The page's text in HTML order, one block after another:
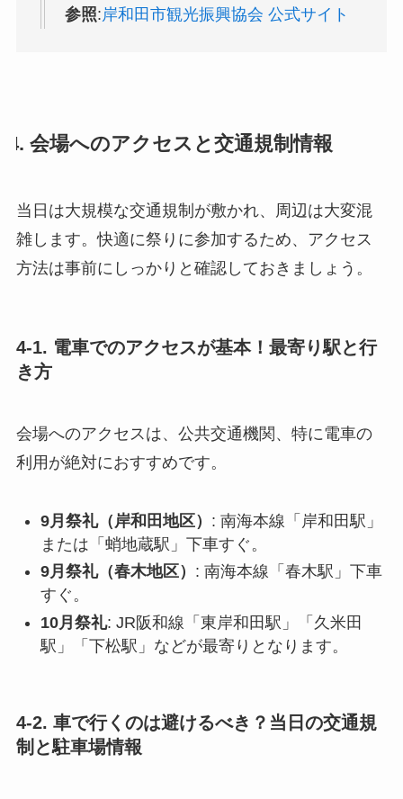
参照:岸和田市観光振興協会 公式サイト
4. 会場へのアクセスと交通規制情報
当日は大規模な交通規制が敷かれ、周辺は大変混
雑します。快適に祭りに参加するため、アクセス
方法は事前にしっかりと確認しておきましょう。
4-1. 電車でのアクセスが基本！最寄り駅と行
き方
会場へのアクセスは、公共交通機関、特に電車の
利用が絶対におすすめです。
9月祭礼（岸和田地区） : 南海本線「岸和田駅」
または「蛸地蔵駅」下車すぐ。
9月祭礼（春木地区） : 南海本線「春木駅」下車
すぐ。
10月祭礼: JR阪和線「東岸和田駅」「久米田
駅」「下松駅」などが最寄りとなります。
4-2. 車で行くのは避けるべき？当日の交通規
制と駐車場情報